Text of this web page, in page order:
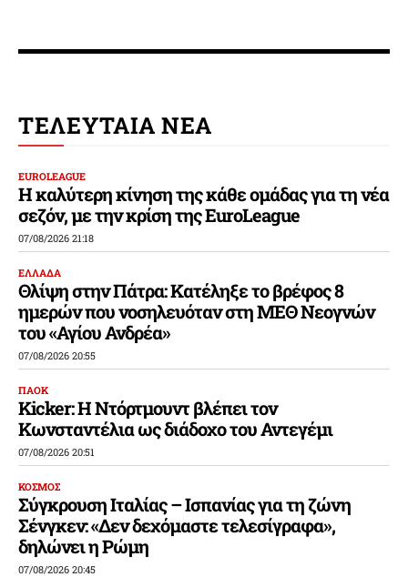
ΤΕΛΕΥΤΑΙΑ ΝΕΑ
EUROLEAGUE
Η καλύτερη κίνηση της κάθε ομάδας για τη νέα
σεζόν, με την κρίση της EuroLeague
07/08/2026 21:18
ΕΛΛΑΔΑ
Θλίψη στην Πάτρα: Κατέληξε το βρέφος 8
ημερών που νοσηλευόταν στη ΜΕΘ Νεογνών
του «Αγίου Ανδρέα»
07/08/2026 20:55
ΠΑΟΚ
Kicker: Η Ντόρτμουντ βλέπει τον
Κωνσταντέλια ως διάδοχο του Αντεγέμι
07/08/2026 20:51
ΚΟΣΜΟΣ
Σύγκρουση Ιταλίας – Ισπανίας για τη ζώνη
Σένγκεν: «Δεν δεχόμαστε τελεσίγραφα»,
δηλώνει η Ρώμη
07/08/2026 20:45